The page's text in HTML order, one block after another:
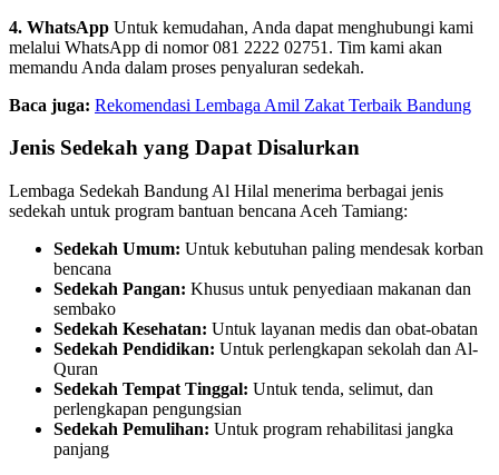
4. WhatsApp Untuk kemudahan, Anda dapat menghubungi kami
melalui WhatsApp di nomor 081 2222 02751. Tim kami akan
memandu Anda dalam proses penyaluran sedekah.
Baca juga: Rekomendasi Lembaga Amil Zakat Terbaik Bandung
Jenis Sedekah yang Dapat Disalurkan
Lembaga Sedekah Bandung Al Hilal menerima berbagai jenis
sedekah untuk program bantuan bencana Aceh Tamiang:
Sedekah Umum: Untuk kebutuhan paling mendesak korban
bencana
Sedekah Pangan: Khusus untuk penyediaan makanan dan
sembako
Sedekah Kesehatan: Untuk layanan medis dan obat-obatan
Sedekah Pendidikan: Untuk perlengkapan sekolah dan Al-
Quran
Sedekah Tempat Tinggal: Untuk tenda, selimut, dan
perlengkapan pengungsian
Sedekah Pemulihan: Untuk program rehabilitasi jangka
panjang